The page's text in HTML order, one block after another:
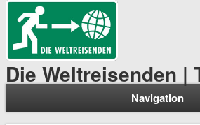
Die Weltreisenden |
Navigation